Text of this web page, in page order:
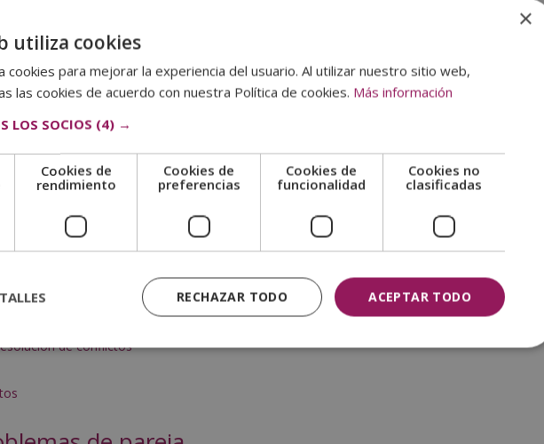
se repiten 2. Por una parte, cuando una pareja lleva años
Por otro lado, cuando hay una dificultad física es posible que se
y que es muy importante saber sobrellevar y dejar atrás. Los
a muchas parejas.
pasar juntos, a la larga pueden desarrollarse problemas de
ambas personas se sientan cómodas. Discutir sobre las tareas
de estos problemas.
de conflictos
×
utiliza cookies
cookies para mejorar la experiencia del usuario. Al utilizar nuestro sitio web,
las cookies de acuerdo con nuestra Política de cookies. Más información
LOS SOCIOS (4) →
Cookies de
rendimiento
Cookies de
preferencias
Cookies de
funcionalidad
Cookies no
clasificadas
ACEPTAR TODO
RECHAZAR TODO